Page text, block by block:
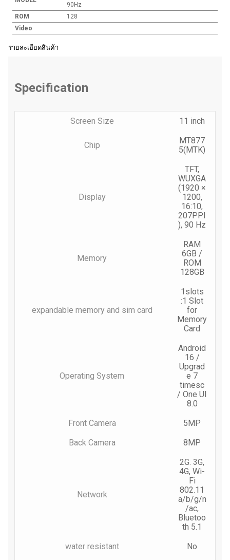
90Hz
ROM
128
Video
รายละเอียดสินค้า
Specification
Screen Size 11 inch
Chip
MT877
5(MTK)
Display
TFT,
WUXGA
(1920 ×
1200,
16:10,
207PPI
), 90 Hz
Memory
RAM
6GB /
ROM
128GB
expandable memory and sim card
1slots
:1 Slot
for
Memory
Card
Operating System
Android
16 /
Upgrad
e 7
timesc
/ One UI
8.0
Front Camera
5MP
Back Camera
8MP
Network
2G. 3G,
4G, Wi-
Fi
802.11
a/b/g/n
/ac,
Bluetoo
th 5.1
water resistant
No